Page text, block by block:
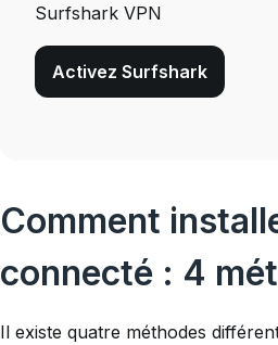
Surfshark VPN
Activez Surfshark
Comment
connecté : 4
Il existe quatre méthodes